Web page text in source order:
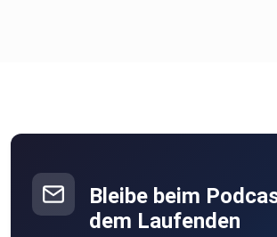
Bleibe beim
dem Laufenden